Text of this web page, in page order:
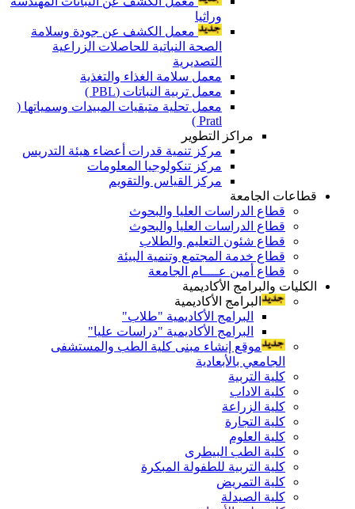
وراثيا
معمل الكشف عن جودة وسلامة
الصحة النباتية للحاصلات الزراعية
التصديرية
معمل سلامة الغذاء والتغذية
معمل تربية النباتات (PBL )
معمل تحلية متبقيات المبيدات وسمياتها (
Pratl )
مراكز التطوير
مركز تنمية قدرات أعضاء هيئة التدريس
مركز تنكولوجيا المعلومات
مركز القياس والتقويم
قطاعات الجامعة
قطاع الدراسات العليا والبحوث
قطاع الدراسات العليا والبحوث
قطاع شئون التعليم والطلاب
قطاع خدمة المجتمع وتنمية البيئة
قطاع أمين عــــام الجامعة
الكليات والبرامج الأكاديمية
البرامج الأكاديمية
البرامج الأكاديمية "طلاب"
البرامج الأكاديمية "دراسات عليا"
موقع إنشاء مبنى كلية الطب والمستشفى
الجامعي بالأبعادية
كلية التربية
كلية الاداب
كلية الزراعة
كلية التجارة
كلية العلوم
كلية الطب البيطرى
كلية التربية للطفولة المبكرة
كلية التمريض
كلية الصيدلة